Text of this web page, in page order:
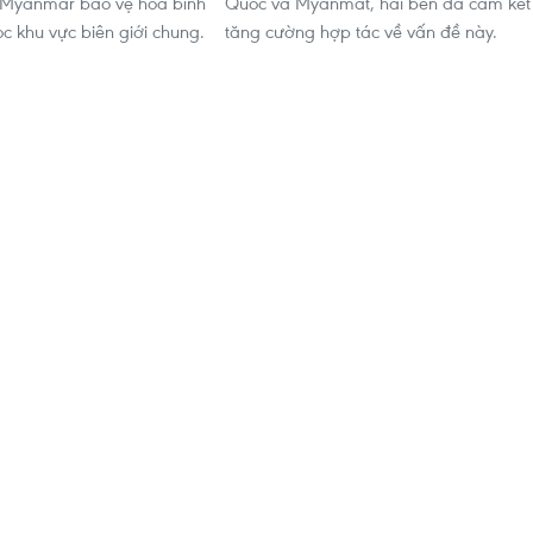
khu vực biên giới chung.
tăng cường hợp tác về vấn đề này.